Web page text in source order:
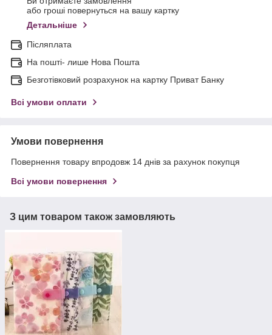
або гроші повернуться на вашу картку
Детальніше
Післяплата
На пошті- лише Нова Пошта
Безготівковий розрахунок на картку Приват Банку
Всі умови оплати
Умови повернення
Повернення товару впродовж 14 днів за рахунок покупця
Всі умови повернення
З цим товаром також замовляють